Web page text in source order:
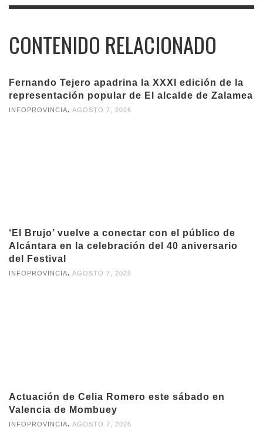
CONTENIDO RELACIONADO
Fernando Tejero apadrina la XXXI edición de la
representación popular de El alcalde de Zalamea
INFOPROVINCIA AGOSTO 7, 2026
‘El Brujo’ vuelve a conectar con el público de
Alcántara en la celebración del 40 aniversario
del Festival
INFOPROVINCIA, AGOSTO 7, 2026
Actuación de Celia Romero este sábado en
Valencia de Mombuey
INFOPROVINCIA AGOSTO 7, 2026